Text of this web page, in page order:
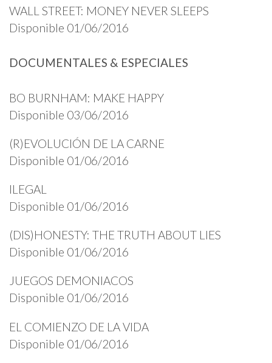
WALL STREET: MONEY NEVER SLEEPS
Disponible 01/06/2016
DOCUMENTALES & ESPECIALES
BO BURNHAM: MAKE HAPPY
Disponible 03/06/2016
(R)EVOLUCIÓN DE LA CARNE
Disponible 01/06/2016
ILEGAL
Disponible 01/06/2016
(DIS)HONESTY: THE TRUTH ABOUT LIES
Disponible 01/06/2016
JUEGOS DEMONIACOS
Disponible 01/06/2016
EL COMIENZO DE LA VIDA
Disponible 01/06/2016